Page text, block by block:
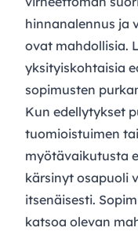
hinnanalennus ja
ovat mahdollisia.
yksityiskohtaisia
sopimusten
Kun edellytykset
tuomioistuimen
myötävaikutusta
kärsinyt osapuoli
itsenäisesti.
katsoa olevan